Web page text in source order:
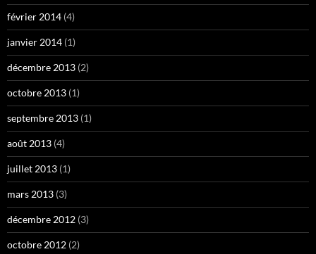
février 2014 (4)
janvier 2014 (1)
décembre 2013 (2)
octobre 2013 (1)
septembre 2013 (1)
août 2013 (4)
juillet 2013 (1)
mars 2013 (3)
décembre 2012 (3)
octobre 2012 (2)